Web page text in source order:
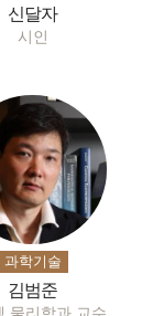
신달자
시인
과학기술
김범준